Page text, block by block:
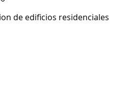
de edificios residenciales